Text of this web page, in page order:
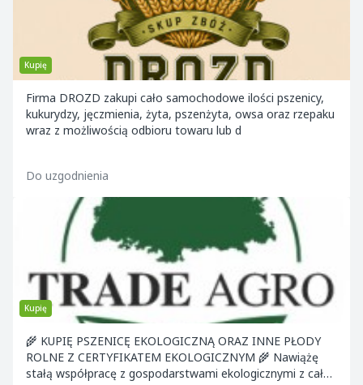
Kupię
Firma DROZD zakupi cało samochodowe ilości pszenicy,
kukurydzy, jęczmienia, żyta, pszenżyta, owsa oraz rzepaku
wraz z możliwością odbioru towaru lub d
Do uzgodnienia
Kupię
🌾 KUPIĘ PSZENICĘ EKOLOGICZNĄ ORAZ INNE PŁODY
ROLNE Z CERTYFIKATEM EKOLOGICZNYM 🌾 Nawiążę
stałą współpracę z gospodarstwami ekologicznymi z całej